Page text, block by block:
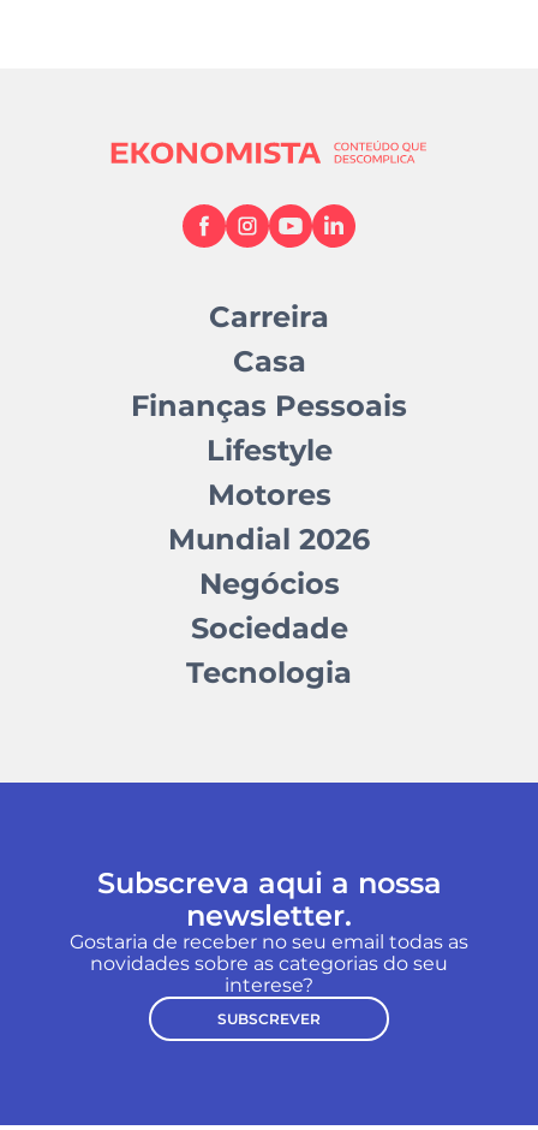
Carreira
Casa
Finanças Pessoais
Lifestyle
Motores
Mundial 2026
Negócios
Sociedade
Tecnologia
Subscreva aqui a nossa
newsletter.
Gostaria de receber no seu email todas as
novidades sobre as categorias do seu
interese?
SUBSCREVER